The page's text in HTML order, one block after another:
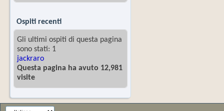
Ospiti recenti
Gli ultimi ospiti di questa pagina
sono stati: 1
jackraro
Questa pagina ha avuto 12,981
visite